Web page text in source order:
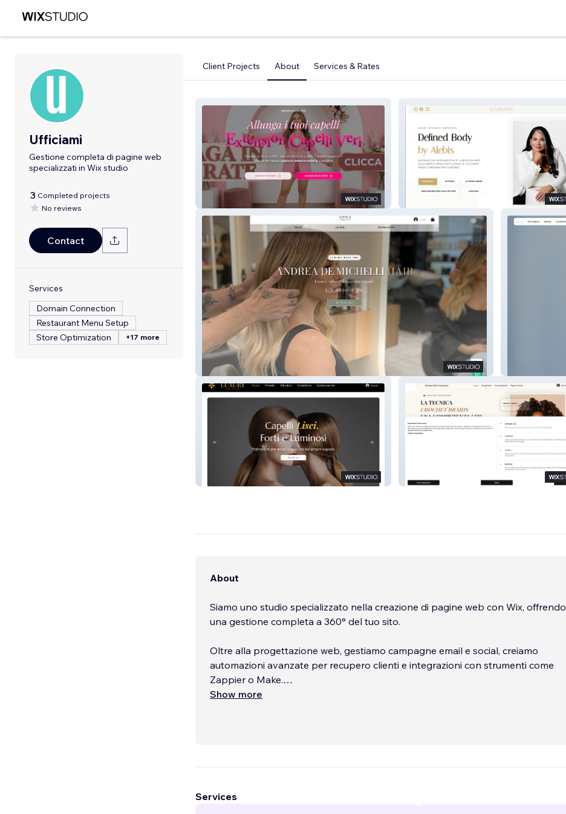
Ufficiami
Gestione completa di pagine web
specializzati in Wix studio
3 Completed projects
No reviews
Contact
Services
Domain Connection
Restaurant Menu Setup
Store Optimization
+17 more
Client Projects About Services & Rates
Extension Capelli Michelle
ADM hair nuovo
Luxury Hair Milano Taleinna Hair Extensions
About
Siamo uno studio specializzato nella creazione di pagine web con Wix, offrendo
una gestione completa a 360° del tuo sito.
Oltre alla progettazione web, gestiamo campagne email e social, creiamo
automazioni avanzate per recupero clienti e integrazioni con strumenti come
Zappier o Make.
Show more
Services